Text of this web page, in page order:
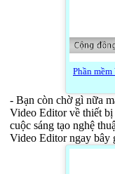
Phần
- Bạn còn chờ gì nữa
Video Editor về thiết
cuộc sáng tạo nghệ
Video Editor ngay bây